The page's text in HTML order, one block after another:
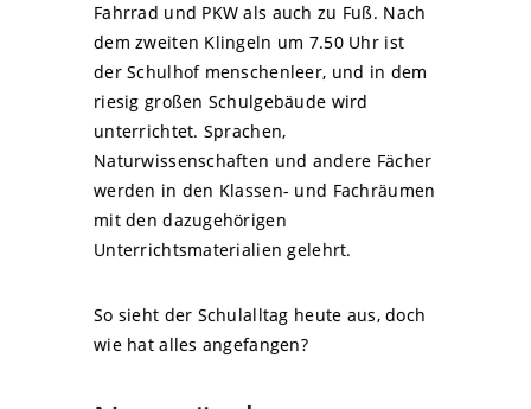
Fahrrad und PKW als auch zu Fuß. Nach
dem zweiten Klingeln um 7.50 Uhr ist
der Schulhof menschenleer, und in dem
riesig großen Schulgebäude wird
unterrichtet. Sprachen,
Naturwissenschaften und andere Fächer
werden in den Klassen- und Fachräumen
mit den dazugehörigen
Unterrichtsmaterialien gelehrt.
So sieht der Schulalltag heute aus, doch
wie hat alles angefangen?